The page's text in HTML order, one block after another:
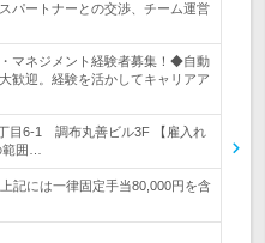
パートナーとの交渉、チーム運営
マネジメント経験者募集！◆自動
歓迎。経験を活かしてキャリアア
目6-1 調布丸善ビル3F 【雇入れ
囲…
記には一律固定手当80,000円を含